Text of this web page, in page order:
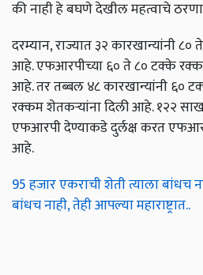
की नाही हे बघणे देखील महत्वाचे
दरम्यान, राज्यात ३२ कारखान्यांनी
आहे. एफआरपीच्या ६० ते ८० टक्के
आहे. तर तब्बल ४८ कारखान्यांनी ६०
रक्कम शेतकऱ्यांना दिली आहे. १२२
एफआरपी देण्याकडे दुर्लक्ष करत
आहे.
95 हजार एकराची शेती त्याला बांधच
बांधच नाही, तेही आपल्या महाराष्ट्रात..